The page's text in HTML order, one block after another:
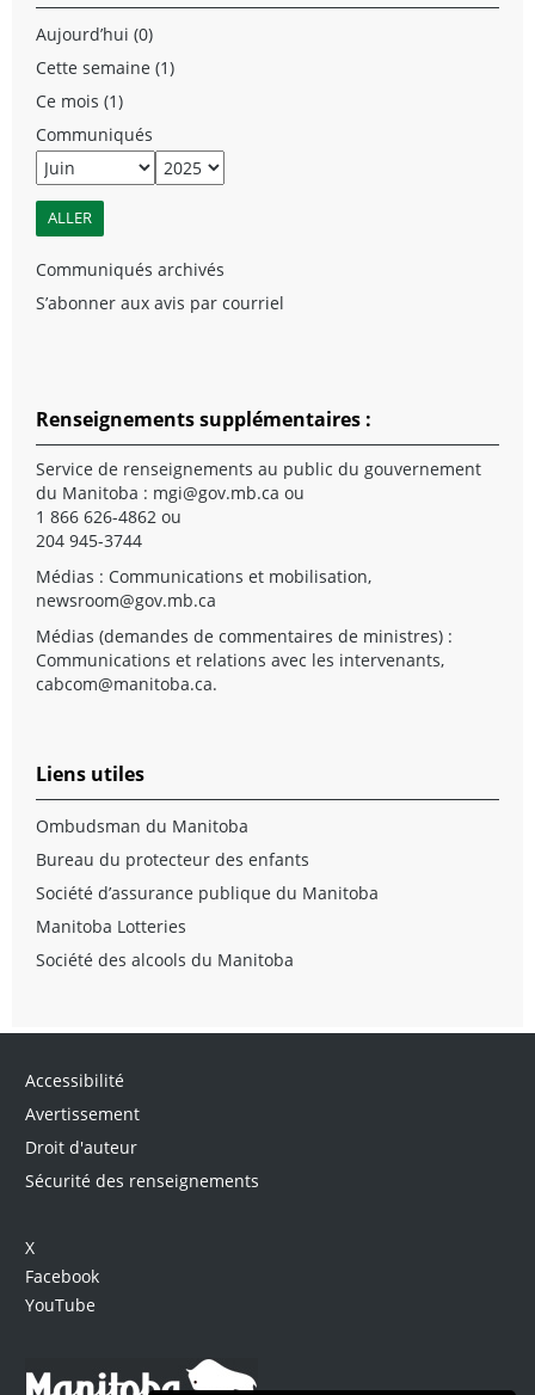
Aujourd’hui (0)
Cette semaine (1)
Ce mois (1)
Communiqués
Communiqués archivés
S’abonner aux avis par courriel
Renseignements supplémentaires :
Service de renseignements au public du gouvernement
du Manitoba : mgi@gov.mb.ca ou
1 866 626-4862 ou
204 945-3744
Médias : Communications et mobilisation,
newsroom@gov.mb.ca
Médias (demandes de commentaires de ministres) :
Communications et relations avec les intervenants,
cabcom@manitoba.ca.
Liens utiles
Ombudsman du Manitoba
Bureau du protecteur des enfants
Société d’assurance publique du Manitoba
Manitoba Lotteries
Société des alcools du Manitoba
Accessibilité
Avertissement
Droit d'auteur
Sécurité des renseignements
X
Facebook
YouTube